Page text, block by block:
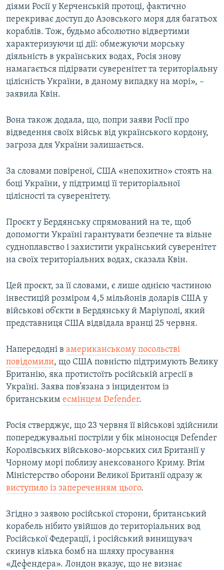
діями Росії у Керченській протоці, фактично
перекриває доступ до Азовського моря для багатьох
кораблів. Тож, будьмо абсолютно відвертими
характеризуючи ці дії: обмежуючи морську
діяльність в українських водах, Росія знову
намагається підірвати суверенітет та територіальну
цілісність України, в даному випадку на морі», –
заявила Квін.
Вона також додала, що, попри заяви Росії про
відведення своїх військ від українського кордону,
загроза для України залишається.
За словами повіреної, США «непохитно» стоять на
боці України, у підтримці її територіальної
цілісності та суверенітету.
Проєкт у Бердянську спрямований на те, щоб
допомогти Україні гарантувати безпечне та вільне
судноплавство і захистити український суверенітет
на своїх територіальних водах, сказала Квін.
Цей проєкт, за її словами, є лише однією частиною
інвестицій розміром 4,5 мільйонів доларів США у
військові об’єкти в Бердянську й Маріуполі, який
представниця США відвідала вранці 25 червня.
Напередодні в американському посольстві
повідомили, що США повністю підтримують Велику
Британію, яка протистоїть російській агресії в
Україні. Заява пов’язана з інцидентом із
британським есмінцем Defender.
Росія стверджує, що 23 червня її військові здійснили
попереджувальні постріли у бік міноносця Defender
Королівських військово-морських сил Британії у
Чорному морі поблизу анексованого Криму. Втім
Міністерство оборони Великої Британії одразу ж
виступило із запереченням цього.
Згідно з заявою російської сторони, британський
корабель нібито увійшов до територіальних вод
Російської Федерації, і російський винищувач
скинув кілька бомб на шляху просування
«Дефендера». Лондон вказує, що не визнає